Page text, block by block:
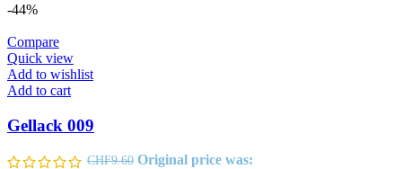
-44%
Compare
Quick view
Add to wishlist
Add to cart
Gellack 009
CHF9.60 Original price was: